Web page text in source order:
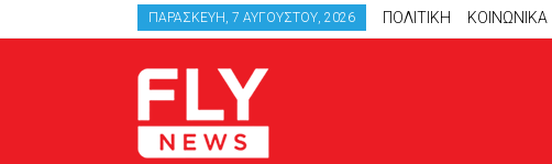
ΠΑΡΑΣΚΕΥΉ, 7 ΑΥΓΟΎΣΤΟΥ, 2026 ΠΟΛΙΤΙΚΗ ΚΟΙΝΩΝΙΚΑ